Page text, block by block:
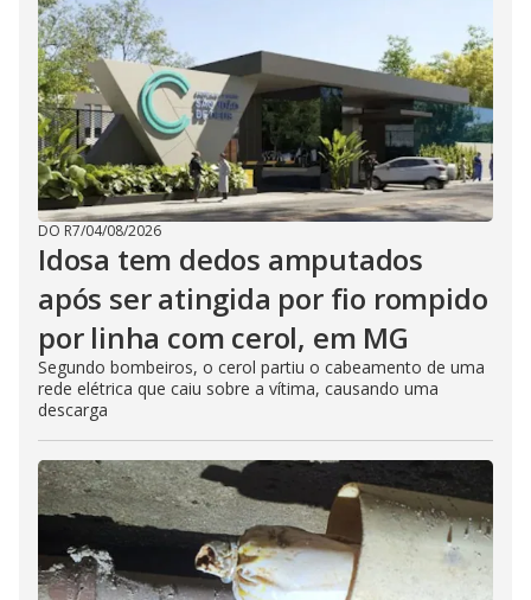
DO R7/04/08/2026
Idosa tem dedos amputados
após ser atingida por fio rompido
por linha com cerol, em MG
Segundo bombeiros, o cerol partiu o cabeamento de uma
rede elétrica que caiu sobre a vítima, causando uma
descarga